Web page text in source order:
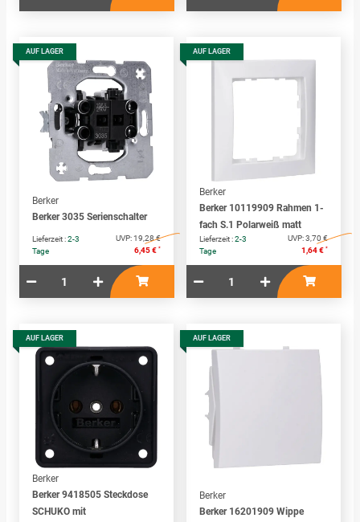
AUF LAGER
Berker
Berker 3035 Serienschalter
Lieferzeit :2-3
Tage
UVP:19,28 €
6,45 € *
AUF LAGER
Berker
Berker 10119909 Rahmen 1-
fach S.1 Polarweiß matt
Lieferzeit :2-3
Tage
UVP:3,70 €
1,64 € *
AUF LAGER
Berker
Berker 9418505 Steckdose
SCHUKO mit
AUF LAGER
Berker
Berker 16201909 Wippe